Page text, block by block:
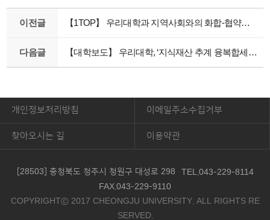
이전글 【1TOP】 우리대학과 지역사회와의 화합-협약을 통해 발전하는 우리대학과 학우들
다음글 【대학보도】 우리대학, ‘지식재산 추계 융복합세미나’ 개최
개인정보처리방침 이메일주소수집거부
찾아오시는 길 이용약관
[28503] 충청북도 청주시 청원구 대성로 298
TEL.043-229-8114
FAX.043-229-9110
COPYRIGHTⓒ 2017 CHEONGJU UNIVERSITY. ALL RIGHTS RE
SERVED.